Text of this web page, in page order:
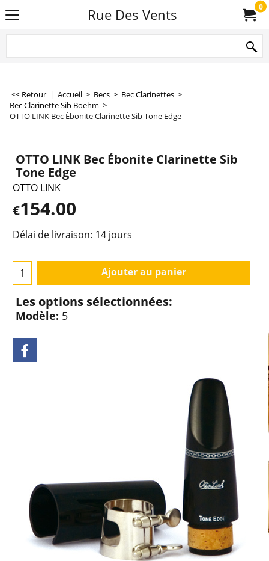
Rue Des Vents 0
<< Retour | Accueil > Becs > Bec Clarinettes >
Bec Clarinette Sib Boehm >
OTTO LINK Bec Ébonite Clarinette Sib Tone Edge
OTTO LINK Bec Ébonite Clarinette Sib
Tone Edge
OTTO LINK
€154.00
Délai de livraison: 14 jours
Ajouter au panier
Les options sélectionnées:
Modèle: 5